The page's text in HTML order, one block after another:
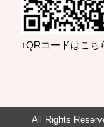
↑QRコードはこち
All Rights